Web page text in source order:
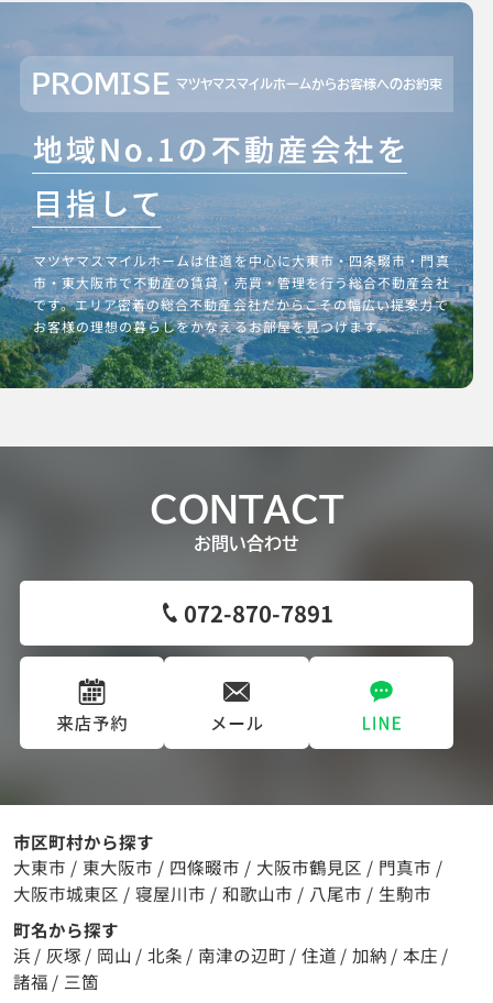
PROMISE マツヤマスマイルホームからお客様へのお約束
マツヤマスマイルホームは住道を中心に大東市・四条畷市・門真
市・東大阪市で不動産の賃貸・売買・管理を行う総合不動産会社
です。エリア密着の総合不動産会社だからこその幅広い提案力で
お客様の理想の暮らしをかなえるお部屋を見つけます。
CONTACT
お問い合わせ
072-870-7891
市区町村から探す
大東市 / 東大阪市 / 四條畷市 / 大阪市鶴見区 / 門真市 /
大阪市城東区 / 寝屋川市 / 和歌山市 / 八尾市 / 生駒市
町名から探す
浜 / 灰塚 / 岡山 / 北条 / 南津の辺町 / 住道 / 加納 / 本庄 /
諸福 / 三箇